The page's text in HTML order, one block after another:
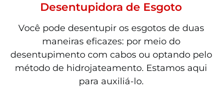
Desentupidora de Esgoto
Você pode desentupir os esgotos de duas
maneiras eficazes: por meio do
desentupimento com cabos ou optando pelo
método de hidrojateamento. Estamos aqui
para auxiliá-lo.